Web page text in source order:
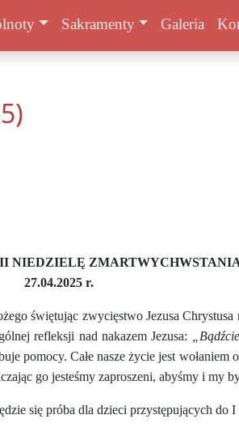
Sakramenty Galeria
NIEDZIELĘ
27.04.2025 r.
świętując zwycięstwo Jezusa Chrystusa
refleksji nad nakazem Jezusa:
pomocy. Całe nasze życie jest
go jesteśmy zaproszeni, abyśmy i my
się próba dla dzieci przystępujących do